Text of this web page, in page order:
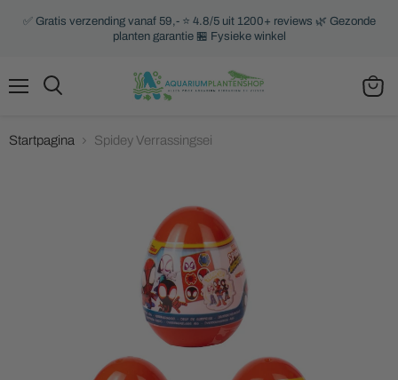
✅ Gratis verzending vanaf 59,- ⭐ 4.8/5 uit 1200+ reviews 🌿 Gezonde
planten garantie 🏪 Fysieke winkel
Startpagina Spidey Verrassingsei